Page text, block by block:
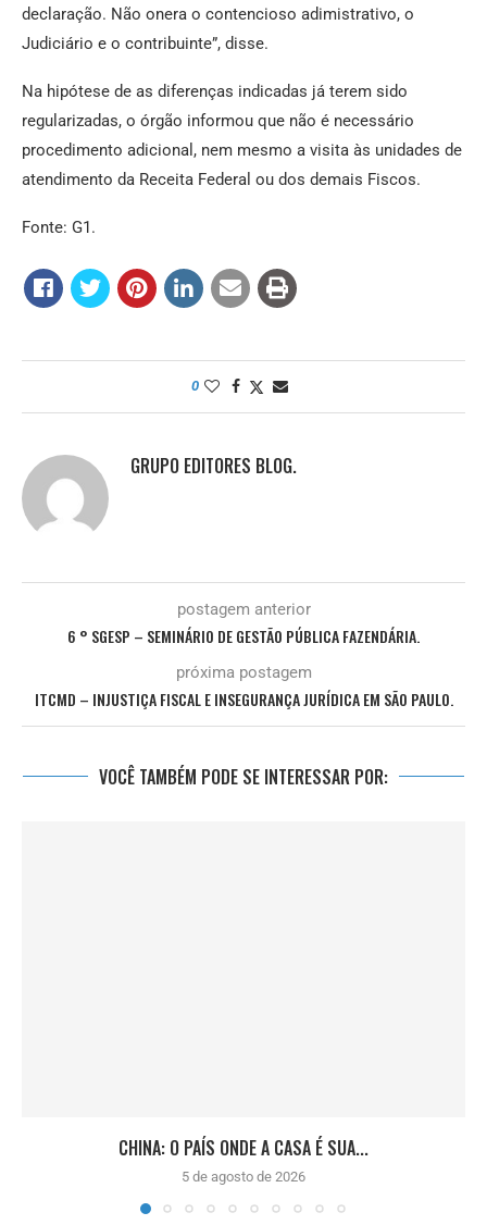
declaração. Não onera o contencioso adimistrativo, o
Judiciário e o contribuinte”, disse.
Na hipótese de as diferenças indicadas já terem sido
regularizadas, o órgão informou que não é necessário
procedimento adicional, nem mesmo a visita às unidades de
atendimento da Receita Federal ou dos demais Fiscos.
Fonte: G1.
0
GRUPO EDITORES BLOG.
postagem anterior
6 ° SGESP – SEMINÁRIO DE GESTÃO PÚBLICA FAZENDÁRIA.
próxima postagem
ITCMD – INJUSTIÇA FISCAL E INSEGURANÇA JURÍDICA EM SÃO PAULO.
VOCÊ TAMBÉM PODE SE INTERESSAR POR:
CHINA: O PAÍS ONDE A CASA É SUA...
5 de agosto de 2026